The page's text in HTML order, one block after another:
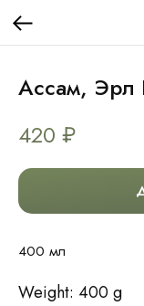
Ассам, Эрл
420 ₽
400 мл
Weight: 400 g